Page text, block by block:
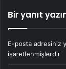
Bir yanıt
E-posta adresiniz
işaretlenmişlerdir